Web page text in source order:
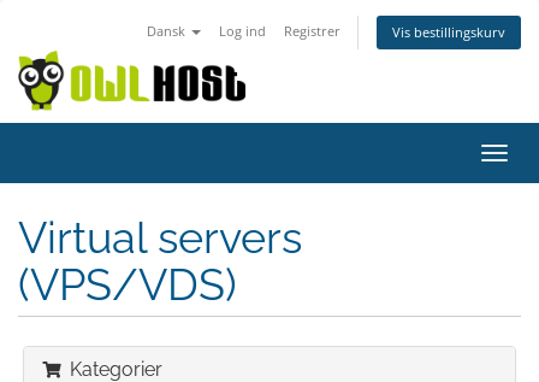
Dansk Log ind Registrer Vis bestillingskurv
Skift
Virtual servers
(VPS/VDS)
Kategorier